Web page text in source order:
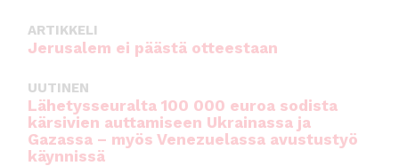
ARTIKKELI
Jerusalem ei päästä otteestaan
UUTINEN
Lähetysseuralta 100 000 euroa sodista
kärsivien auttamiseen Ukrainassa ja
Gazassa – myös Venezuelassa avustustyö
käynnissä